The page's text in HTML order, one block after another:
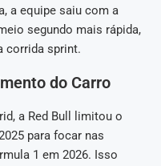
a equipe saiu com a
segundo mais rápida,
corrida sprint.
do Carro
a Red Bull limitou o
para focar nas
1 em 2026. Isso